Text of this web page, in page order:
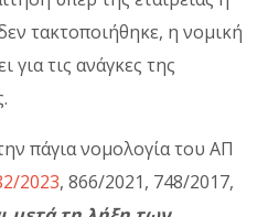
τακτοποιήθηκε, η νομική
τις ανάγκες της
πάγια νομολογία του ΑΠ
2023, 866/2021, 748/2017,